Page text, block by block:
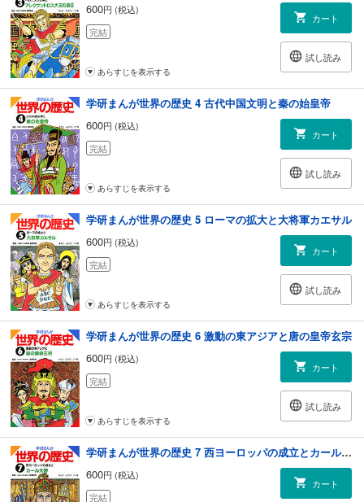
600円 (税込)
完結
カート
試し読み
あらすじを表示する
学研まんが世界の歴史 4 古代中国文明と秦の始皇帝
600円 (税込)
完結
カート
試し読み
あらすじを表示する
学研まんが世界の歴史 5 ローマの拡大と大将軍カエサル
600円 (税込)
完結
カート
試し読み
あらすじを表示する
学研まんが世界の歴史 6 激動の東アジアと唐の皇帝玄宗
600円 (税込)
完結
カート
試し読み
あらすじを表示する
学研まんが世界の歴史 7 西ヨーロッパの成立とカール大帝
600円 (税込)
完結
カート